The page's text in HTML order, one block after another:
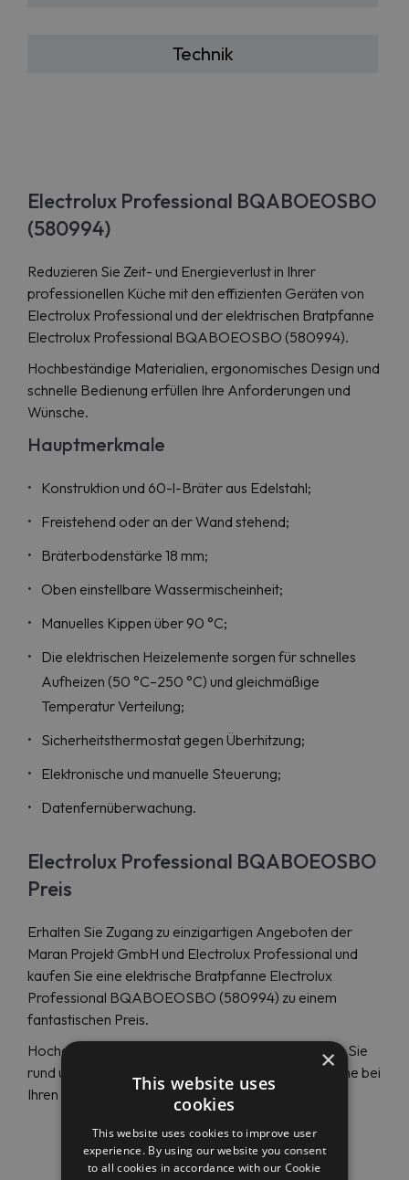
Technik
Electrolux Professional BQABOEOSBO
(580994)
Reduzieren Sie Zeit- und Energieverlust in Ihrer
professionellen Küche mit den effizienten Geräten von
Electrolux Professional und der elektrischen Bratpfanne
Electrolux Professional BQABOEOSBO (580994).
Hochbeständige Materialien, ergonomisches Design und
schnelle Bedienung erfüllen Ihre Anforderungen und
Wünsche.
Hauptmerkmale
Konstruktion und 60-l-Bräter aus Edelstahl;
Freistehend oder an der Wand stehend;
Bräterbodenstärke 18 mm;
Oben einstellbare Wassermischeinheit;
Manuelles Kippen über 90 °C;
Die elektrischen Heizelemente sorgen für schnelles
Aufheizen (50 °C–250 °C) und gleichmäßige
Temperatur Verteilung;
Sicherheitsthermostat gegen Überhitzung;
Elektronische und manuelle Steuerung;
Datenfernüberwachung.
Electrolux Professional BQABOEOSBO
Preis
Erhalten Sie Zugang zu einzigartigen Angeboten der
Maran Projekt GmbH und Electrolux Professional und
kaufen Sie eine elektrische Bratpfanne Electrolux
Professional BQABOEOSBO (580994) zu einem
fantastischen Preis.
Hochqualifizierte Support-Mitarbeiter unterstützen Sie
rund um die Uhr in englischer oder deutscher Sprache bei
Ihren Problemen mit einer Sofortreaktionsfunktion.
×
This website uses
cookies
This website uses cookies to improve user
experience. By using our website you consent
to all cookies in accordance with our Cookie